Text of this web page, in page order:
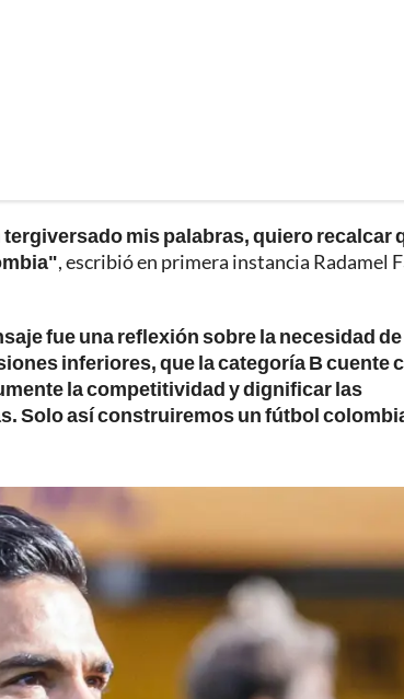
mis palabras, quiero recalcar
, escribió en primera instancia Radamel
fue una reflexión sobre la necesidad de
inferiores, que la categoría B cuente
la competitividad y dignificar las
Solo así construiremos un fútbol